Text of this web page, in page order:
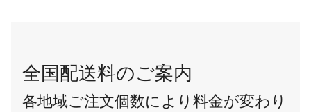
全国配送料のご案内
各地域ご注文個数により料金が変わり